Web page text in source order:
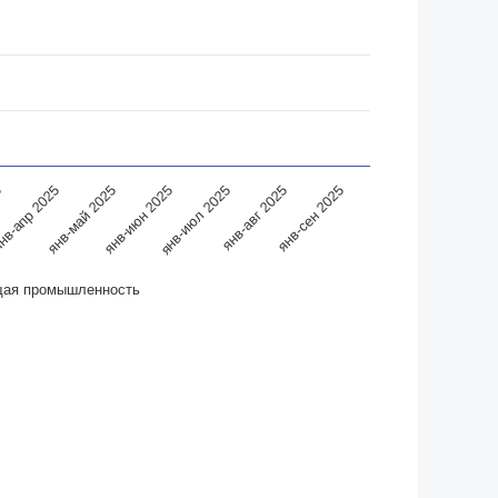
промышленность
2025
янв-май 2025янв-июн 2025янв-июл 2025янв-авг 2025янв-сен 2025